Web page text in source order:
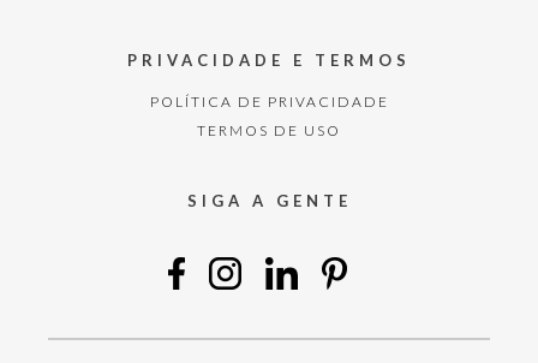
PRIVACIDADE E TERMOS
POLÍTICA DE PRIVACIDADE
TERMOS DE USO
SIGA A GENTE